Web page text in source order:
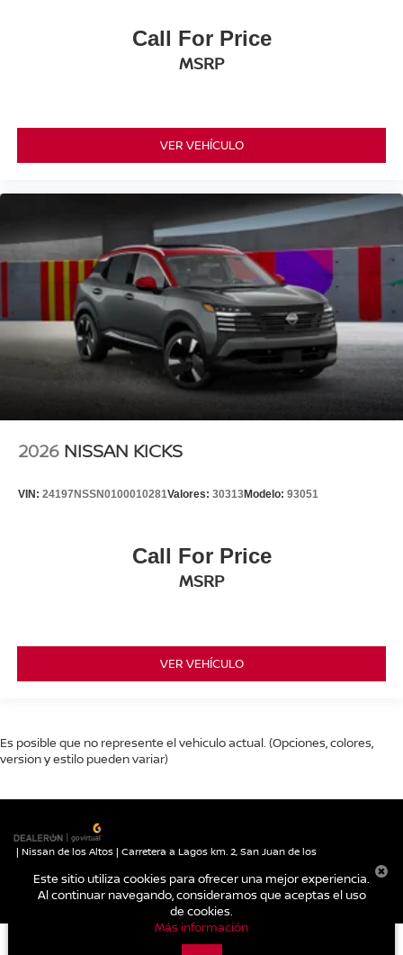
Call For Price
MSRP
VER VEHÍCULO
2026 NISSAN KICKS
VIN: 24197NSSN0100010281Valores: 30313Modelo: 93051
Call For Price
MSRP
VER VEHÍCULO
Es posible que no represente el vehiculo actual. (Opciones, colores,
version y estilo pueden variar)
| Nissan de los Altos | Carretera a Lagos km. 2, San Juan de los
Aviso de Privacidad|Mapa del sitio
Este sitio utiliza cookies para ofrecer una mejor experiencia.
Al continuar navegando, consideramos que aceptas el uso
de cookies.
Más información